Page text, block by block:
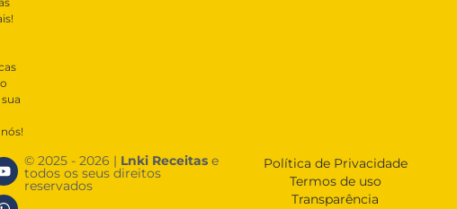
© 2025 - 2026 | Lnki Receitas e
todos os seus direitos
reservados
Política de Privacidade
Termos de uso
Transparência